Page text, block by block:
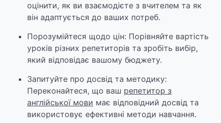
оцінити, як ви взаємодієте з вчителем та як
він адаптується до ваших потреб.
Порозумійтеся щодо цін: Порівняйте вартість
уроків різних репетиторів та зробіть вибір,
який відповідає вашому бюджету.
Запитуйте про досвід та методику:
Переконайтеся, що ваш репетитор з
англійської мови має відповідний досвід та
використовує ефективні методи навчання.